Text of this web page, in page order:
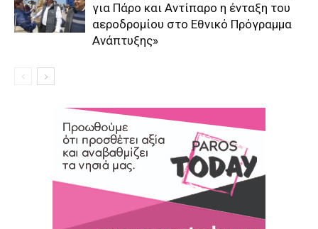
για Πάρο και Αντίπαρο η ένταξη του
αεροδρομίου στο Εθνικό Πρόγραμμα
Ανάπτυξης»